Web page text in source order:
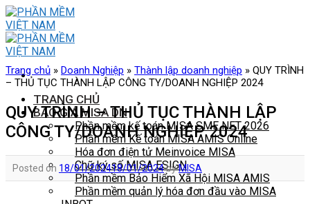
Skip
to
content
TRANG CHỦ
BÁO GIÁ MISA DN
Phần mềm kế toán MISA SME NET 2026
Phần mềm Kế toán MISA AMIS Online
Hóa đơn điện tử Meinvoice MISA
Chữ ký số MISA ESIGN
Phần mềm Bảo Hiểm Xã Hội MISA AMIS
Phần mềm quản lý hóa đơn đầu vào MISA
Trang chủ » Doanh Nghiệp » Thành lập doanh nghiệp » QUY TRÌNH
– THỦ TỤC THÀNH LẬP CÔNG TY/DOANH NGHIỆP 2024
QUY TRÌNH – THỦ TỤC THÀNH LẬP
CÔNG TY/DOANH NGHIỆP 2024
Posted on 18/01/202418/01/2024byMISA